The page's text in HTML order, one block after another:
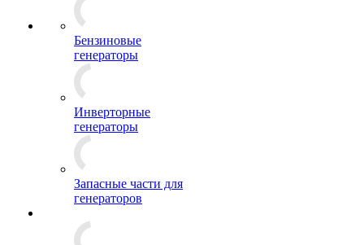
Бензиновые
генераторы
Инверторные
генераторы
Запасные части для
генераторов